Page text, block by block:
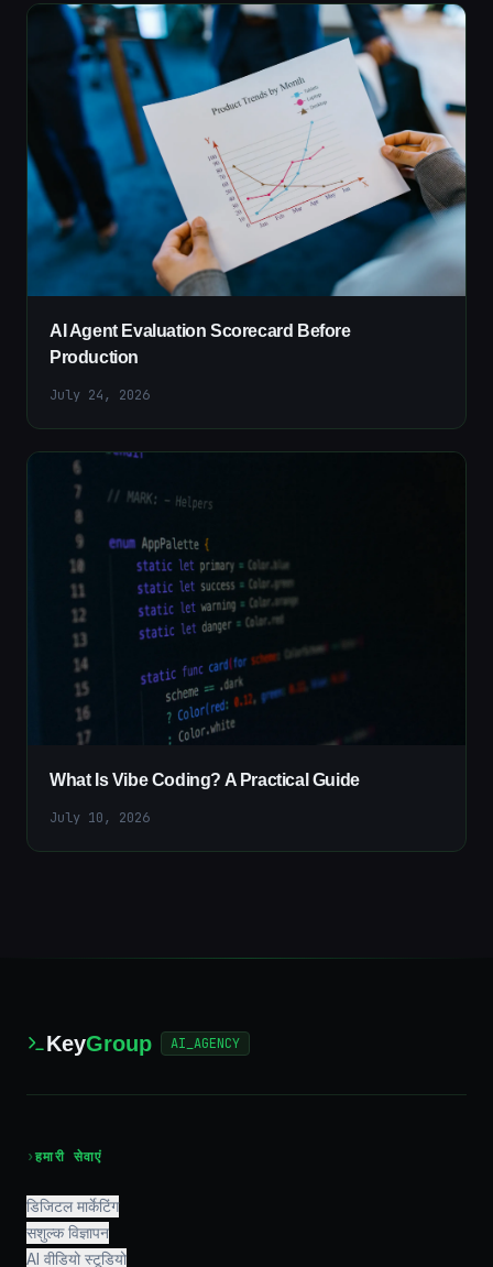
AI Agent Evaluation Scorecard Before
Production
July 24, 2026
What Is Vibe Coding? A Practical Guide
July 10, 2026
KeyGroup AI_AGENCY
›हमारी सेवाएं
डिजिटल मार्केटिंग
सशुल्क विज्ञापन
AI वीडियो स्टूडियो